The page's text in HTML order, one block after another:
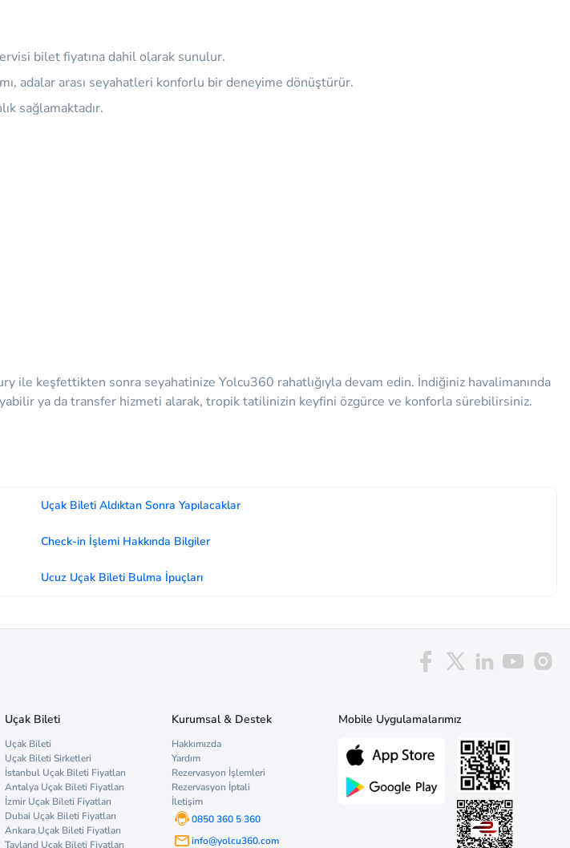
bilet fiyatına dahil olarak sunulur.
adalar arası seyahatleri konforlu bir deneyime dönüştürür.
sağlamaktadır.
ile keşfettikten sonra seyahatinize Yolcu360 rahatlığıyla devam edin. İndiğiniz havalimanında
ya da transfer hizmeti alarak, tropik tatilinizin keyfini özgürce ve konforla sürebilirsiniz.
Uçak Bileti Aldıktan Sonra Yapılacaklar
Check-in İşlemi Hakkında Bilgiler
Ucuz Uçak Bileti Bulma İpuçları
Uçak Bileti
Uçak Bileti
Uçak Bileti Sirketleri
İstanbul Uçak Bileti Fiyatları
Antalya Uçak Bileti Fiyatları
İzmir Uçak Bileti Fiyatları
Dubai Uçak Bileti Fiyatları
Ankara Uçak Bileti Fiyatları
Tayland Uçak Bileti Fiyatları
Kurumsal & Destek
Hakkımızda
Yardım
Rezervasyon İşlemleri
Rezervasyon İptali
İletişim
0850 360 5 360
info@yolcu360.com
Mobile Uygulamalarımız